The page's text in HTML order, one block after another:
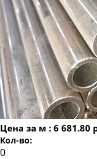
Труба
Труба
Труба
Труба
Труба
Труба
Труба
Труба бесшовная
Труба
Труба
Труба
Труба
Труба
Труба
Труба бесшовная
Цена за м : 6 681.80
Кол-во: